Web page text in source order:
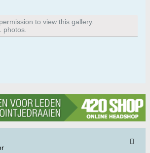
to view this gallery.
photos.